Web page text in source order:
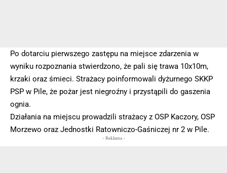
Po dotarciu pierwszego zastępu na miejsce zdarzenia w
wyniku rozpoznania stwierdzono, że pali się trawa 10x10m,
krzaki oraz śmieci. Strażacy poinformowali dyżurnego SKKP
PSP w Pile, że pożar jest niegroźny i przystąpili do gaszenia
ognia.
Działania na miejscu prowadzili strażacy z OSP Kaczory, OSP
Morzewo oraz Jednostki Ratowniczo-Gaśniczej nr 2 w Pile.
- Reklama -